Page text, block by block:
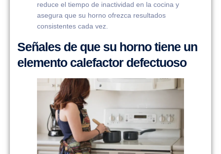
reduce el tiempo de inactividad en la cocina y
asegura que su horno ofrezca resultados
consistentes cada vez.
Señales de que su horno tiene un
elemento calefactor defectuoso